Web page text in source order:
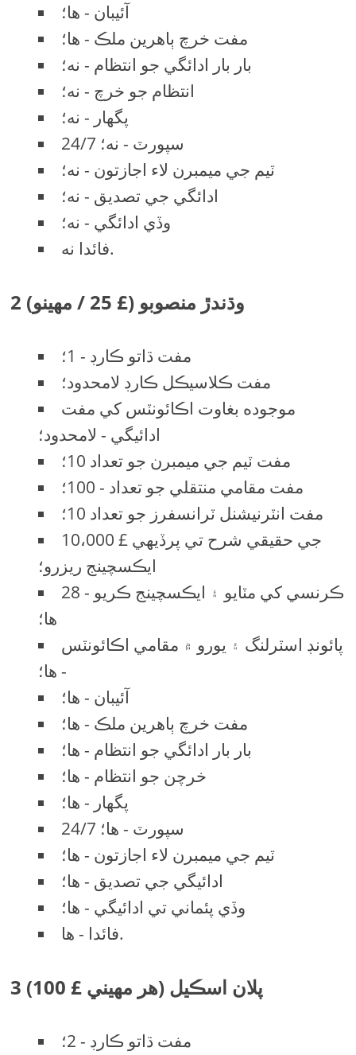
آئيبان - ها؛
مفت خرچ ٻاهرين ملڪ - ها؛
بار بار ادائگي جو انتظام - نه؛
انتظام جو خرچ - نه؛
پگهار - نه؛
24/7 سپورٽ - نه؛
ٽيم جي ميمبرن لاء اجازتون - نه؛
ادائگي جي تصديق - نه؛
وڏي ادائگي - نه؛
فائدا نه.
2 وڌندڙ منصوبو (£ 25 / مهينو)
مفت ڌاتو ڪارڊ - 1؛
مفت ڪلاسيڪل ڪارڊ لامحدود؛
موجوده بغاوت اڪائونٽس کي مفت
ادائيگي - لامحدود؛
مفت ٽيم جي ميمبرن جو تعداد 10؛
مفت مقامي منتقلي جو تعداد - 100؛
مفت انٽرنيشنل ٽرانسفرز جو تعداد 10؛
10،000 £ جي حقيقي شرح تي پرڏيهي
ايڪسچينج ريزرو؛
28 ڪرنسي کي مٽايو ۽ ايڪسچينج ڪريو -
ها؛
پائونڊ اسٽرلنگ ۽ يورو ۾ مقامي اڪائونٽس
- ها؛
آئيبان - ها؛
مفت خرچ ٻاهرين ملڪ - ها؛
بار بار ادائگي جو انتظام - ها؛
خرچن جو انتظام - ها؛
پگهار - ها؛
24/7 سپورٽ - ها؛
ٽيم جي ميمبرن لاء اجازتون - ها؛
ادائيگي جي تصديق - ها؛
وڏي پئماني تي ادائيگي - ها؛
فائدا - ها.
3 پلان اسڪيل (هر مهيني £ 100)
مفت ڌاتو ڪارڊ - 2؛